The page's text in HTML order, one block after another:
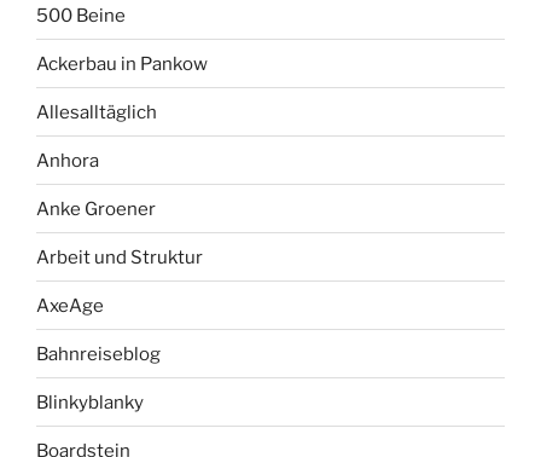
500 Beine
Ackerbau in Pankow
Allesalltäglich
Anhora
Anke Groener
Arbeit und Struktur
AxeAge
Bahnreiseblog
Blinkyblanky
Boardstein